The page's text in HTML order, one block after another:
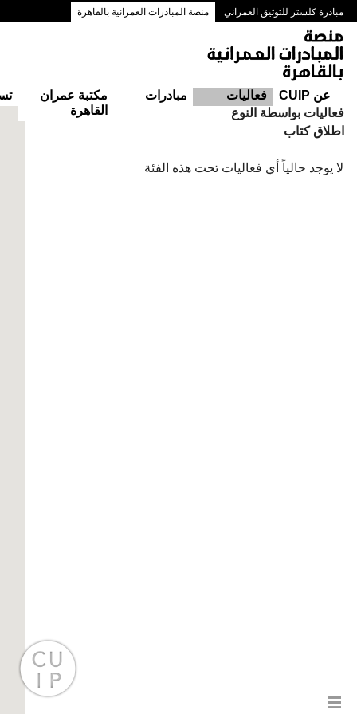
مبادرة كلستر للتوثيق العمراني منصة المبادرات العمرانية بالقاهرة
ممرات وسط البلد بالقاهرة
عن CUIP فعاليات مبادرات
مكتبة عمران
القاهرة
فعاليات بواسطة النوع
اطلاق كتاب
لا يوجد حالياً أي فعاليات تحت هذه الفئة